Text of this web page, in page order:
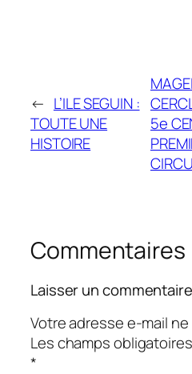
← L’ILE SEGUIN :
TOUTE UNE
HISTOIRE
5e
Commentaires
Laisser un commentaire
Votre adresse e-mail
Les champs
*